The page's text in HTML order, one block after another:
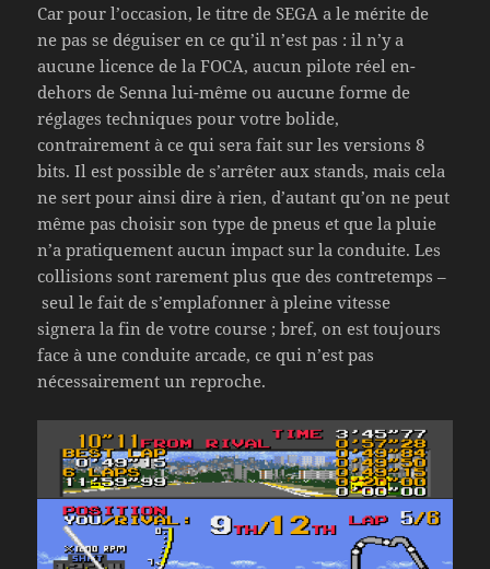
Car pour l’occasion, le titre de SEGA a le mérite de
ne pas se déguiser en ce qu’il n’est pas : il n’y a
aucune licence de la FOCA, aucun pilote réel en-
dehors de Senna lui-même ou aucune forme de
réglages techniques pour votre bolide,
contrairement à ce qui sera fait sur les versions 8
bits. Il est possible de s’arrêter aux stands, mais cela
ne sert pour ainsi dire à rien, d’autant qu’on ne peut
même pas choisir son type de pneus et que la pluie
n’a pratiquement aucun impact sur la conduite. Les
collisions sont rarement plus que des contretemps –
seul le fait de s’emplafonner à pleine vitesse
signera la fin de votre course ; bref, on est toujours
face à une conduite arcade, ce qui n’est pas
nécessairement un reproche.